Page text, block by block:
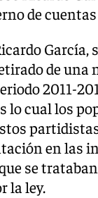
de cuentas
de
2011-
lo cual los
en las
se
la ley.